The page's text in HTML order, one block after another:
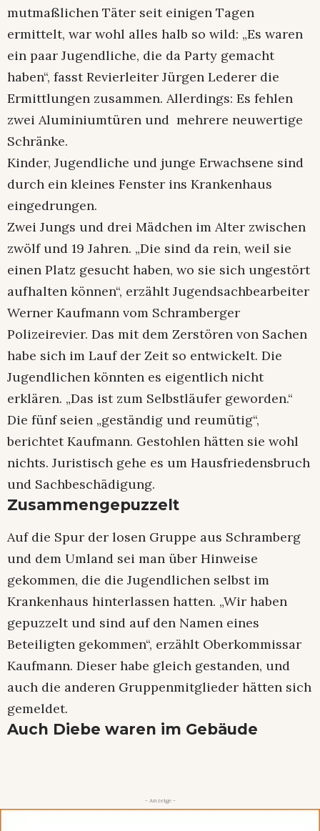
mutmaßlichen Täter seit einigen Tagen
ermittelt, war wohl alles halb so wild: „Es waren
ein paar Jugendliche, die da Party gemacht
haben“, fasst Revierleiter Jürgen Lederer die
Ermittlungen zusammen. Allerdings: Es fehlen
zwei Aluminiumtüren und mehrere neuwertige
Schränke.
Kinder, Jugendliche und junge Erwachsene sind
durch ein kleines Fenster ins Krankenhaus
eingedrungen.
Zwei Jungs und drei Mädchen im Alter zwischen
zwölf und 19 Jahren. „Die sind da rein, weil sie
einen Platz gesucht haben, wo sie sich ungestört
aufhalten können“, erzählt Jugendsachbearbeiter
Werner Kaufmann vom Schramberger
Polizeirevier. Das mit dem Zerstören von Sachen
habe sich im Lauf der Zeit so entwickelt. Die
Jugendlichen könnten es eigentlich nicht
erklären. „Das ist zum Selbstläufer geworden.“
Die fünf seien „geständig und reumütig“,
berichtet Kaufmann. Gestohlen hätten sie wohl
nichts. Juristisch gehe es um Hausfriedensbruch
und Sachbeschädigung.
Zusammengepuzzelt
Auf die Spur der losen Gruppe aus Schramberg
und dem Umland sei man über Hinweise
gekommen, die die Jugendlichen selbst im
Krankenhaus hinterlassen hatten. „Wir haben
gepuzzelt und sind auf den Namen eines
Beteiligten gekommen“, erzählt Oberkommissar
Kaufmann. Dieser habe gleich gestanden, und
auch die anderen Gruppenmitglieder hätten sich
gemeldet.
Auch Diebe waren im Gebäude
- Anzeige -